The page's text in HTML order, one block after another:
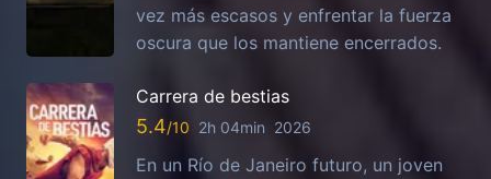
vez más escasos y enfrentar la fuerza
oscura que los mantiene encerrados.
Carrera de bestias
5.4 2h 04min 2026
En un Río de Janeiro futuro, un joven